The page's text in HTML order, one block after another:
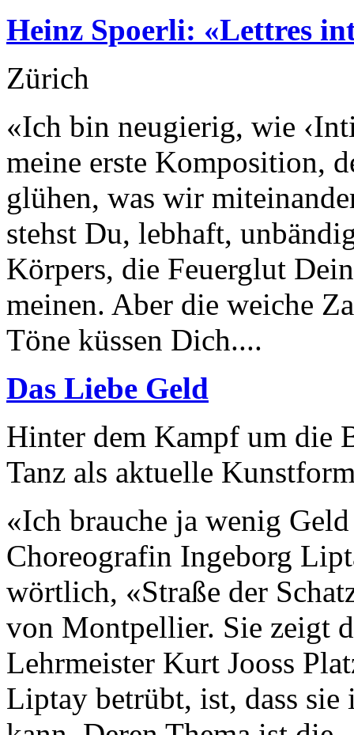
Heinz Spoerli: «Lettres
Zürich
«Ich bin neugierig, wie
meine erste Komposition,
glühen, was wir
stehst Du, lebhaft,
Körpers, die Feuerglut
meinen. Aber die weiche
Töne küssen Dich....
Das Liebe Geld
Hinter dem Kampf um die
Tanz als aktuelle
«Ich brauche ja wenig
Choreografin Ingeborg
wörtlich, «Straße der
von Montpellier. Sie zeigt
Lehrmeister Kurt Jooss
Liptay betrübt, ist, dass